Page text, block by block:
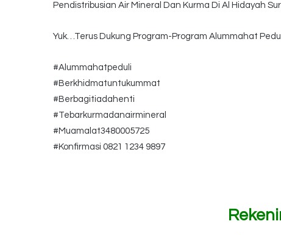
Pendistribusian Air Mineral Dan Kurma Di Al Hidayah
Yuk…Terus Dukung Program-Program Alummahat
#Alummahatpeduli
#Berkhidmatuntukummat
#Berbagitiadahenti
#Tebarkurmadanairmineral
#Muamalat3480005725
#Konfirmasi 0821 1234 9897